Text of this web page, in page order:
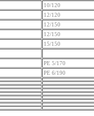
10/120
12/120
12/150
12/150
15/150
PE 5/170
PE 6/190